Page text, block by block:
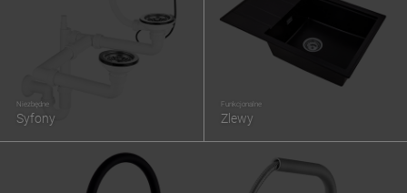
Niezbędne
Syfony
Funkcjonalne
Zlewy